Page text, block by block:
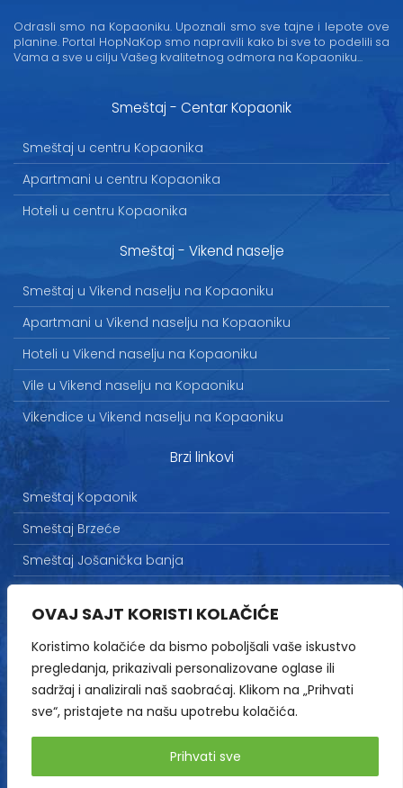
OVAJ SAJT KORISTI KOLAČIĆE
Koristimo kolačiće da bismo poboljšali vaše iskustvo
pregledanja, prikazivali personalizovane oglase ili
sadržaj i analizirali naš saobraćaj. Klikom na „Prihvati
sve“, pristajete na našu upotrebu kolačića.
Prihvati sve
Odrasli smo na Kopaoniku. Upoznali smo sve tajne i lepote ove
planine. Portal HopNaKop smo napravili kako bi sve to podelili sa
Vama a sve u cilju Vašeg kvalitetnog odmora na Kopaoniku...
Smeštaj - Centar Kopaonik
Smeštaj u centru Kopaonika
Apartmani u centru Kopaonika
Hoteli u centru Kopaonika
Smeštaj - Vikend naselje
Smeštaj u Vikend naselju na Kopaoniku
Apartmani u Vikend naselju na Kopaoniku
Hoteli u Vikend naselju na Kopaoniku
Vile u Vikend naselju na Kopaoniku
Vikendice u Vikend naselju na Kopaoniku
Brzi linkovi
Smeštaj Kopaonik
Smeštaj Brzeće
Smeštaj Jošanička banja
Marketing
Politika privatnosti
Kontakt
Sva prava zadržana / All rights reserved